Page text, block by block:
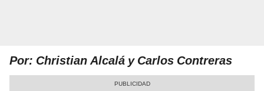
Por: Christian Alcalá y Carlos Contreras